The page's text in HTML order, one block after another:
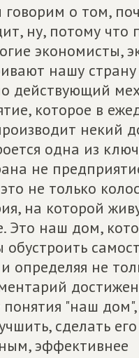
о том,
ну, потому что
экономисты,
нашу
действующий
которое в
некий
одна из
не
не только
на которой
Это наш дом,
обустроить
определяя не
понятия "наш
сделать
эффективнее